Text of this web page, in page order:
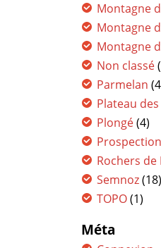
Montagne
Montagne
Montagne
Non classé
Parmelan
Plateau
Plongé(4)
Prospection
Rochers de
Semnoz(18)
TOPO(1)
Méta